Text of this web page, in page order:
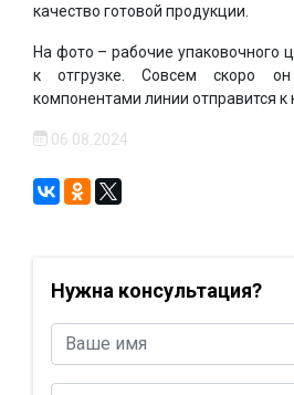
качество готовой продукции.
На фото – рабочие упаковочного
к отгрузке. Совсем скоро
компонентами линии отправится к
06.08.2024
Нужна консультация?